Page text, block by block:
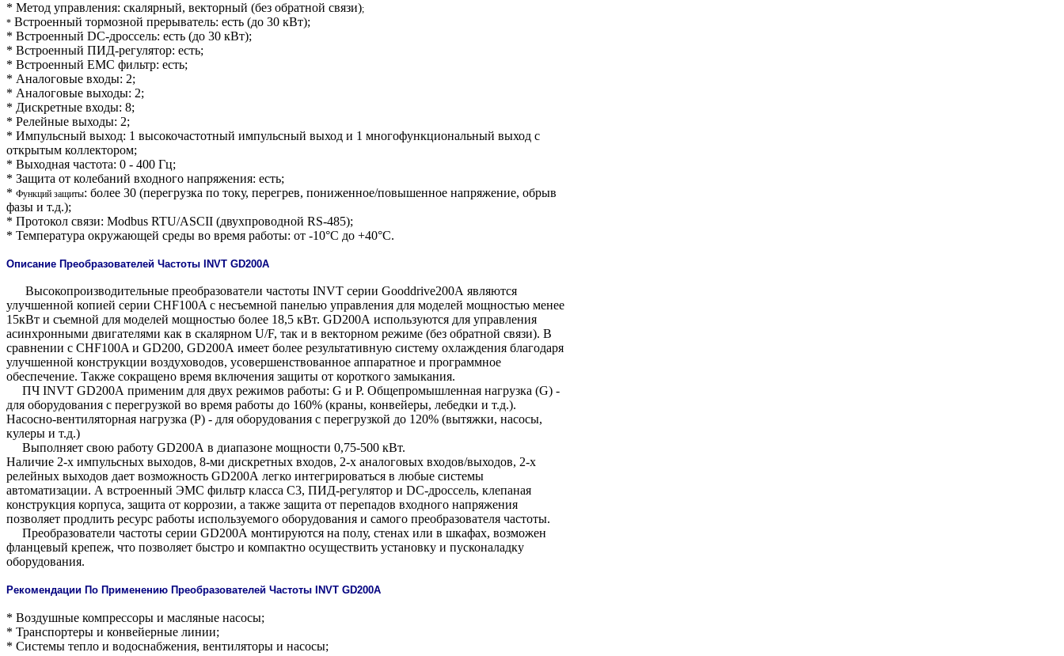
* Метод управления: скалярный, векторный (без обратной связи);
* Встроенный тормозной прерыватель: есть (до 30 кВт);
* Встроенный DC-дроссель: есть (до 30 кВт);
* Встроенный ПИД-регулятор: есть;
* Встроенный ЕМС фильтр: есть;
* Аналоговые входы: 2;
* Аналоговые выходы: 2;
* Дискретные входы: 8;
* Релейные выходы: 2;
* Импульсный выход: 1 высокочастотный импульсный выход и 1 многофункциональный выход с
открытым коллектором;
* Выходная частота: 0 - 400 Гц;
* Защита от колебаний входного напряжения: есть;
* Функций защиты: более 30 (перегрузка по току, перегрев, пониженное/повышенное напряжение, обрыв
фазы и т.д.);
* Протокол связи: Modbus RTU/ASCII (двухпроводной RS-485);
* Температура окружающей среды во время работы: от -10°С до +40°С.
Описание Преобразователей Частоты INVT GD200А
Высокопроизводительные преобразователи частоты INVT серии Gooddrive200А являются
улучшенной копией серии CHF100A с несъемной панелью управления для моделей мощностью менее
15кВт и съемной для моделей мощностью более 18,5 кВт. GD200А используются для управления
асинхронными двигателями как в скалярном U/F, так и в векторном режиме (без обратной связи). В
сравнении с CHF100A и GD200, GD200А имеет более результативную систему охлаждения благодаря
улучшенной конструкции воздуховодов, усовершенствованное аппаратное и программное
обеспечение. Также сокращено время включения защиты от короткого замыкания.
ПЧ INVT GD200А применим для двух режимов работы: G и P. Общепромышленная нагрузка (G) -
для оборудования с перегрузкой во время работы до 160% (краны, конвейеры, лебедки и т.д.).
Насосно-вентиляторная нагрузка (P) - для оборудования с перегрузкой до 120% (вытяжки, насосы,
кулеры и т.д.)
Выполняет свою работу GD200А в диапазоне мощности 0,75-500 кВт.
Наличие 2-х импульсных выходов, 8-ми дискретных входов, 2-х аналоговых входов/выходов, 2-х
релейных выходов дает возможность GD200А легко интегрироваться в любые системы
автоматизации. А встроенный ЭМС фильтр класса С3, ПИД-регулятор и DC-дроссель, клепаная
конструкция корпуса, защита от коррозии, а также защита от перепадов входного напряжения
позволяет продлить ресурс работы используемого оборудования и самого преобразователя частоты.
Преобразователи частоты серии GD200А монтируются на полу, стенах или в шкафах, возможен
фланцевый крепеж, что позволяет быстро и компактно осуществить установку и пусконаладку
оборудования.
Рекомендации По Применению Преобразователей Частоты INVT GD200А
* Воздушные компрессоры и масляные насосы;
* Транспортеры и конвейерные линии;
* Системы тепло и водоснабжения, вентиляторы и насосы;